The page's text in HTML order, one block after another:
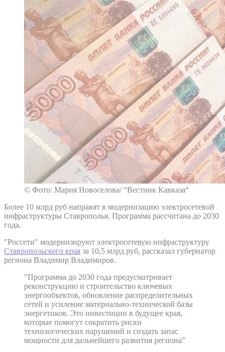
© Фото: Мария Новоселова/ “Вестник Кавказа“
Более 10 млрд руб направят в модернизацию электросетевой
инфраструктуры Ставрополья. Программа рассчитана до 2030
года.
"Россети" модернизируют электросетевую инфраструктуру
Ставропольского края за 10,5 млрд руб, рассказал губернатор
региона Владимир Владимиров.
"Программа до 2030 года предусматривает
реконструкцию и строительство ключевых
энергообъектов, обновление распределительных
сетей и усиление материально-технической базы
энергетиков. Это инвестиции в будущее края,
которые помогут сократить риски
технологических нарушений и создать запас
мощности для дальнейшего развития региона"